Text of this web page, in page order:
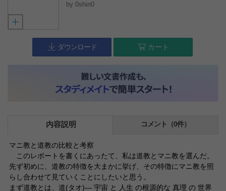
by 0shin0
ダウンロード カート
内容説明 コメント（0件）
マニ教と道教の比較と考察
このレポートを書くにあったて、私は道教とマニ教を選んだ。
先ず初めに、道教の特徴を大まかに挙げ、その特徴にマニ教を照
らし合わせて見ていくことにしたいと思う。
まず道教とは、道(タオ)― 宇宙 と 人生 の根源的な 真理 の 世界